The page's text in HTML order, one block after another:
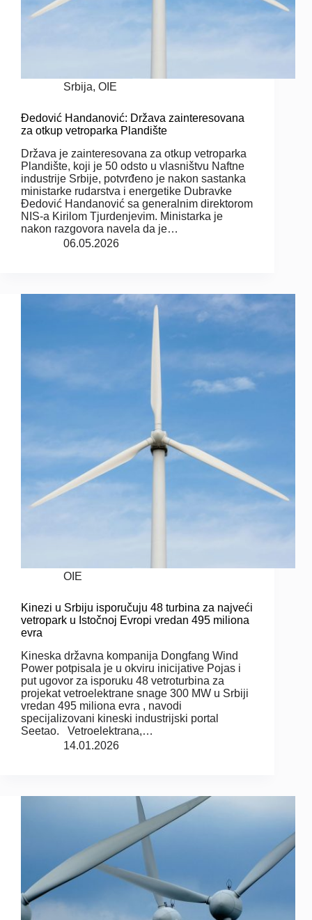
Srbija, OIE
Đedović Handanović: Država zainteresovana
za otkup vetroparka Plandište
Država je zainteresovana za otkup vetroparka
Plandište, koji je 50 odsto u vlasništvu Naftne
industrije Srbije, potvrđeno je nakon sastanka
ministarke rudarstva i energetike Dubravke
Đedović Handanović sa generalnim direktorom
NIS-a Kirilom Tjurdenjevim. Ministarka je
nakon razgovora navela da je…
06.05.2026
OIE
Kinezi u Srbiju isporučuju 48 turbina za najveći
vetropark u Istočnoj Evropi vredan 495 miliona
evra
Kineska državna kompanija Dongfang Wind
Power potpisala je u okviru inicijative Pojas i
put ugovor za isporuku 48 vetroturbina za
projekat vetroelektrane snage 300 MW u Srbiji
vredan 495 miliona evra , navodi
specijalizovani kineski industrijski portal
Seetao. Vetroelektrana,…
14.01.2026